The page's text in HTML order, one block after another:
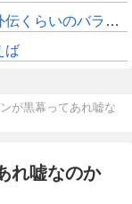
ースターで雑魚は一撃で倒せてたけどね
ば
が黒幕ってあれ嘘な
れ嘘なのか